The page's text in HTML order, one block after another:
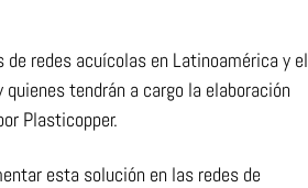
redes acuícolas en Latinoamérica y el
tendrán a cargo la elaboración
Plasticopper.
esta solución en las redes de